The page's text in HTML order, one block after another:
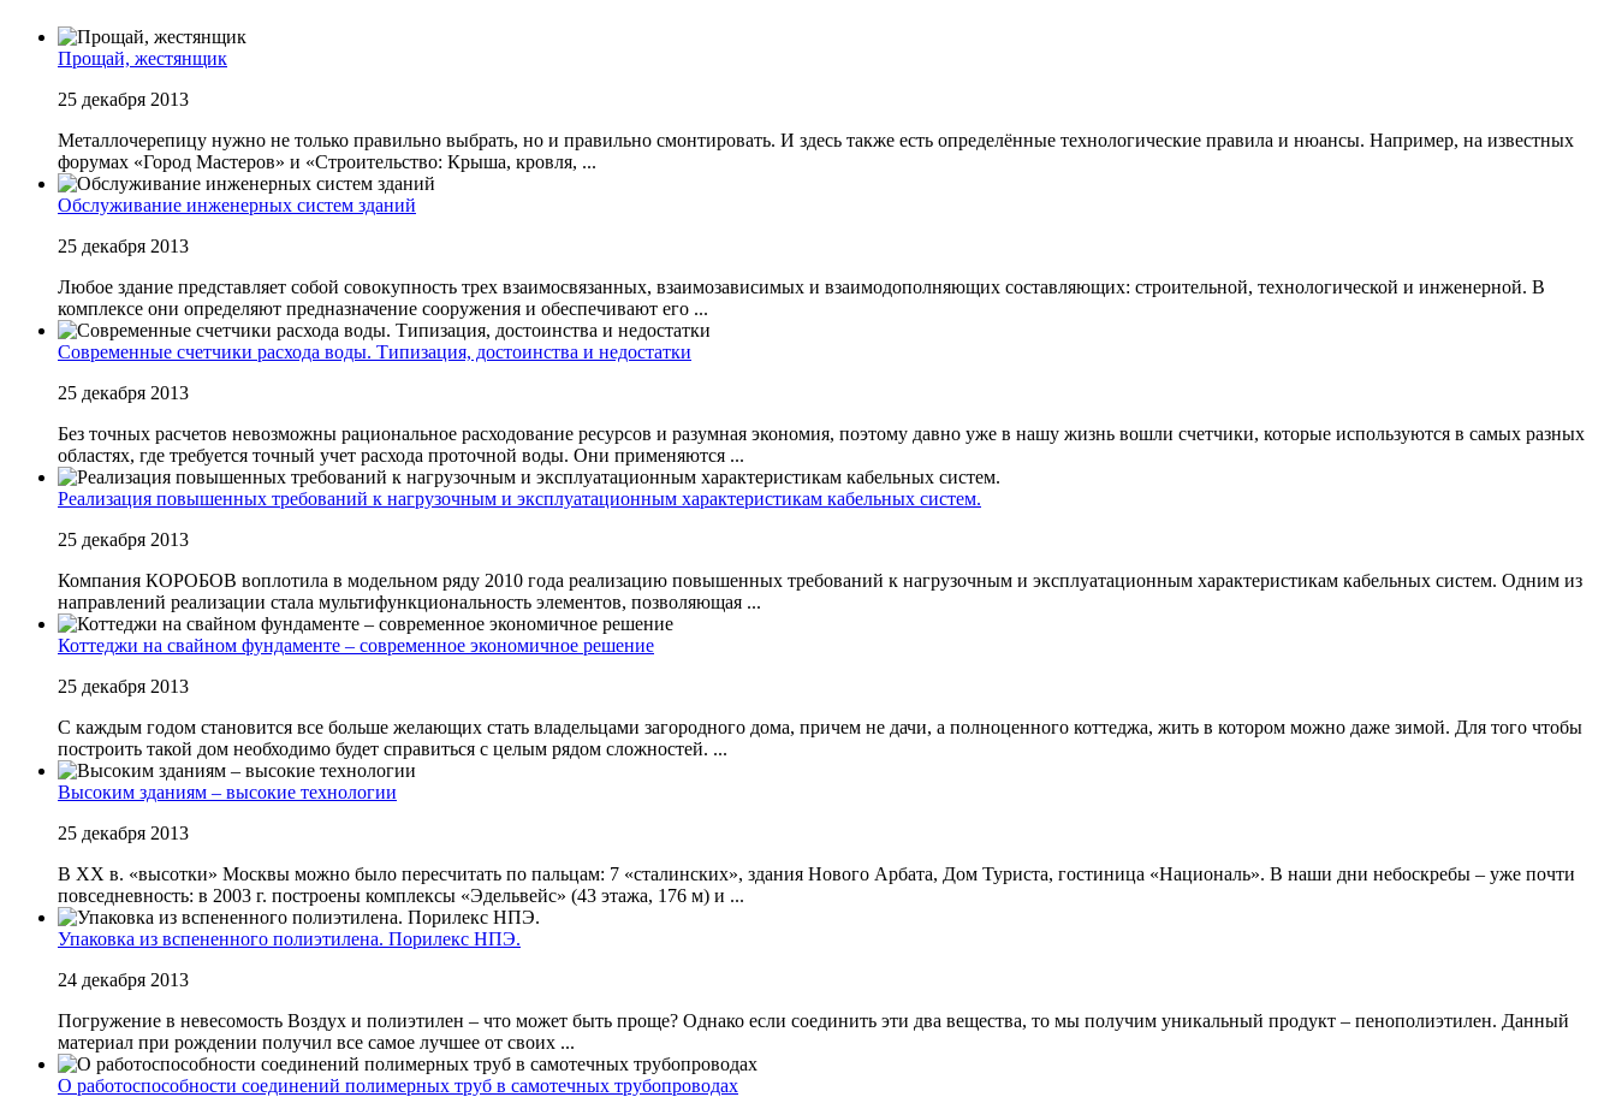
Прощай, жестянщик
25 декабря 2013
Металлочерепицу нужно не только правильно выбрать, но и правильно смонтировать. И здесь также есть определённые технологические правила и нюансы. Например, на известных
форумах «Город Мастеров» и «Строительство: Крыша, кровля, ...
Обслуживание инженерных систем зданий
25 декабря 2013
Любое здание представляет собой совокупность трех взаимосвязанных, взаимозависимых и взаимодополняющих составляющих: строительной, технологической и инженерной. В
комплексе они определяют предназначение сооружения и обеспечивают его ...
Современные счетчики расхода воды. Типизация, достоинства и недостатки
25 декабря 2013
Без точных расчетов невозможны рациональное расходование ресурсов и разумная экономия, поэтому давно уже в нашу жизнь вошли счетчики, которые используются в самых разных
областях, где требуется точный учет расхода проточной воды. Они применяются ...
Реализация повышенных требований к нагрузочным и эксплуатационным характеристикам кабельных систем.
25 декабря 2013
Компания КОРОБОВ воплотила в модельном ряду 2010 года реализацию повышенных требований к нагрузочным и эксплуатационным характеристикам кабельных систем. Одним из
направлений реализации стала мультифункциональность элементов, позволяющая ...
Коттеджи на свайном фундаменте – современное экономичное решение
25 декабря 2013
С каждым годом становится все больше желающих стать владельцами загородного дома, причем не дачи, а полноценного коттеджа, жить в котором можно даже зимой. Для того чтобы
построить такой дом необходимо будет справиться с целым рядом сложностей. ...
Высоким зданиям – высокие технологии
25 декабря 2013
В XX в. «высотки» Москвы можно было пересчитать по пальцам: 7 «сталинских», здания Нового Арбата, Дом Туриста, гостиница «Националь». В наши дни небоскребы – уже почти
повседневность: в 2003 г. построены комплексы «Эдельвейс» (43 этажа, 176 м) и ...
Упаковка из вспененного полиэтилена. Порилекс НПЭ.
24 декабря 2013
Погружение в невесомость Воздух и полиэтилен – что может быть проще? Однако если соединить эти два вещества, то мы получим уникальный продукт – пенополиэтилен. Данный
материал при рождении получил все самое лучшее от своих ...
О работоспособности соединений полимерных труб в самотечных трубопроводах